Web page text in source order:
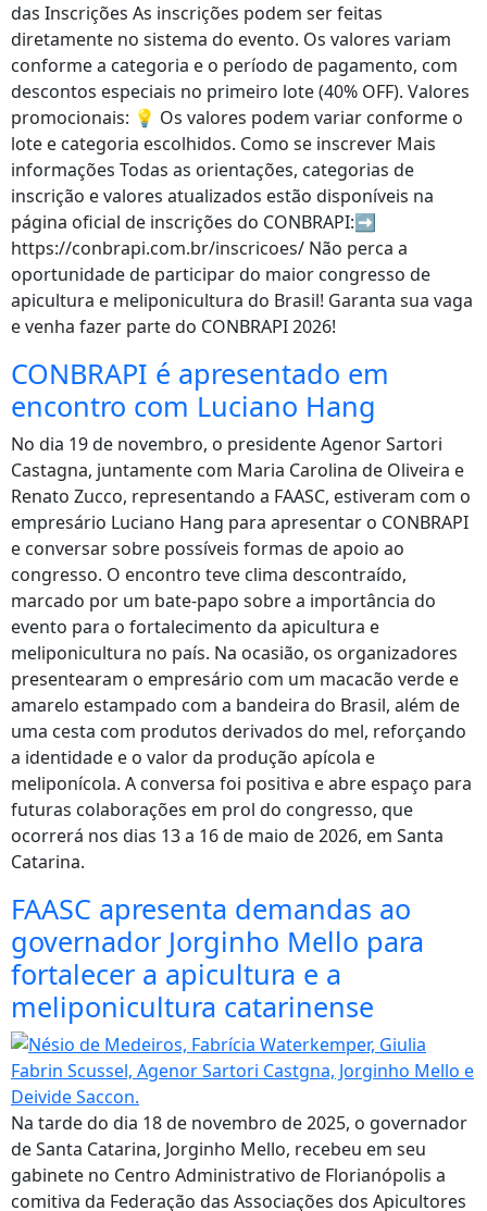
das Inscrições As inscrições podem ser feitas
diretamente no sistema do evento. Os valores variam
conforme a categoria e o período de pagamento, com
descontos especiais no primeiro lote (40% OFF). Valores
promocionais: 💡 Os valores podem variar conforme o
lote e categoria escolhidos. Como se inscrever Mais
informações Todas as orientações, categorias de
inscrição e valores atualizados estão disponíveis na
página oficial de inscrições do CONBRAPI:➡️
https://conbrapi.com.br/inscricoes/ Não perca a
oportunidade de participar do maior congresso de
apicultura e meliponicultura do Brasil! Garanta sua vaga
e venha fazer parte do CONBRAPI 2026!
CONBRAPI é apresentado em
encontro com Luciano Hang
No dia 19 de novembro, o presidente Agenor Sartori
Castagna, juntamente com Maria Carolina de Oliveira e
Renato Zucco, representando a FAASC, estiveram com o
empresário Luciano Hang para apresentar o CONBRAPI
e conversar sobre possíveis formas de apoio ao
congresso. O encontro teve clima descontraído,
marcado por um bate-papo sobre a importância do
evento para o fortalecimento da apicultura e
meliponicultura no país. Na ocasião, os organizadores
presentearam o empresário com um macacão verde e
amarelo estampado com a bandeira do Brasil, além de
uma cesta com produtos derivados do mel, reforçando
a identidade e o valor da produção apícola e
meliponícola. A conversa foi positiva e abre espaço para
futuras colaborações em prol do congresso, que
ocorrerá nos dias 13 a 16 de maio de 2026, em Santa
Catarina.
FAASC apresenta demandas ao
governador Jorginho Mello para
fortalecer a apicultura e a
meliponicultura catarinense
Na tarde do dia 18 de novembro de 2025, o governador
de Santa Catarina, Jorginho Mello, recebeu em seu
gabinete no Centro Administrativo de Florianópolis a
comitiva da Federação das Associações dos Apicultores